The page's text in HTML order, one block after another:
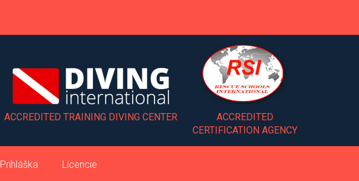
ACCREDITED
CERTIFICATION AGENCY
ACCREDITED TRAINING DIVING CENTER
Prihláška Licencie